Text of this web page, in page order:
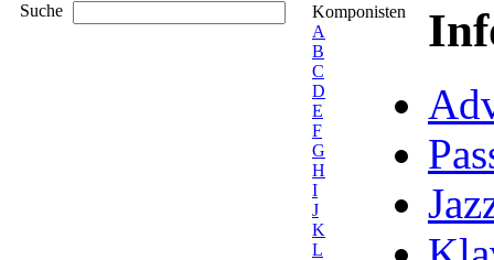
Suche
Komponisten
A
B
C
D
E
F
G
H
I
J
K
L